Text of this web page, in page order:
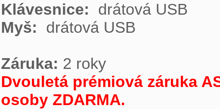
Klávesnice:
Myš:
drátová USB
Záruka:
Dvouletá prémiová záruka
osoby ZDARMA.